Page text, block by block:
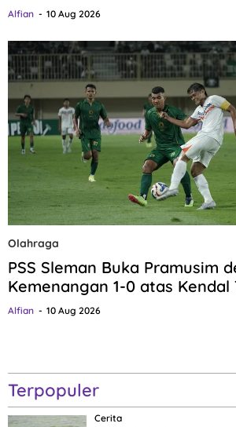
Alfian 10 Aug 2026
Olahraga
PSS Sleman Buka Pramusim
Kemenangan 1-0 atas Kendal
Alfian 10 Aug 2026
Terpopuler
Cerita